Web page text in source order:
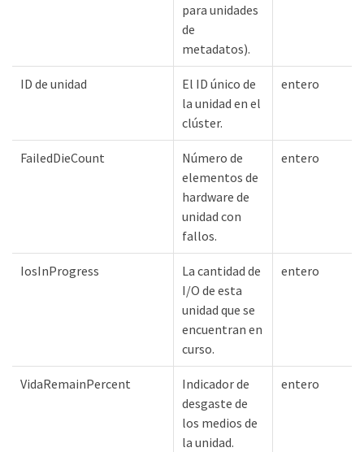
para unidades
de
metadatos).
ID de unidad
El ID único de
la unidad en el
clúster.
entero
FailedDieCount
Número de
elementos de
hardware de
unidad con
fallos.
entero
IosInProgress
La cantidad de
I/O de esta
unidad que se
encuentran en
curso.
entero
VidaRemainPercent
Indicador de
desgaste de
los medios de
la unidad.
entero